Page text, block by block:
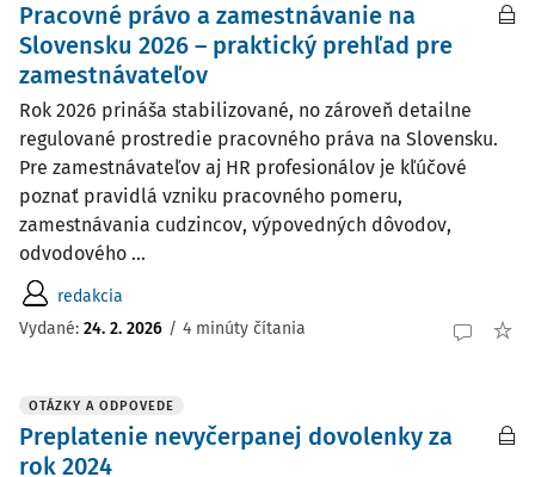
Pracovné právo a zamestnávanie na
Slovensku 2026 – praktický prehľad pre
zamestnávateľov
Rok 2026 prináša stabilizované, no zároveň detailne
regulované prostredie pracovného práva na Slovensku.
Pre zamestnávateľov aj HR profesionálov je kľúčové
poznať pravidlá vzniku pracovného pomeru,
zamestnávania cudzincov, výpovedných dôvodov,
odvodového ...
redakcia
Vydané: 24. 2. 2026 / 4 minúty čítania
OTÁZKY A ODPOVEDE
Preplatenie nevyčerpanej dovolenky za
rok 2024